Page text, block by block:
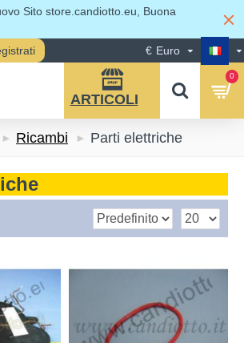
Sito store.candiotto.eu, Buona
€ Euro
0
Ricambi Parti elettriche